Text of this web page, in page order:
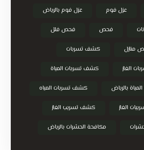
عزل فوم عزل فوم بالرياض
فحص فحص فلل
منازل كشف تسربات
الغاز كشف تسربات المياة
بالرياض كشف تسربات المياه
الغاز كشف تسريب الغاز
مكافحة الحشرات بالرياض